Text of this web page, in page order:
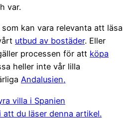
var.
kan vara relevanta att läsa
utbud av bostäder. Eller
processen för att köpa
heller inte vår lilla
Andalusien,
villa i Spanien
att du läser denna artikel.